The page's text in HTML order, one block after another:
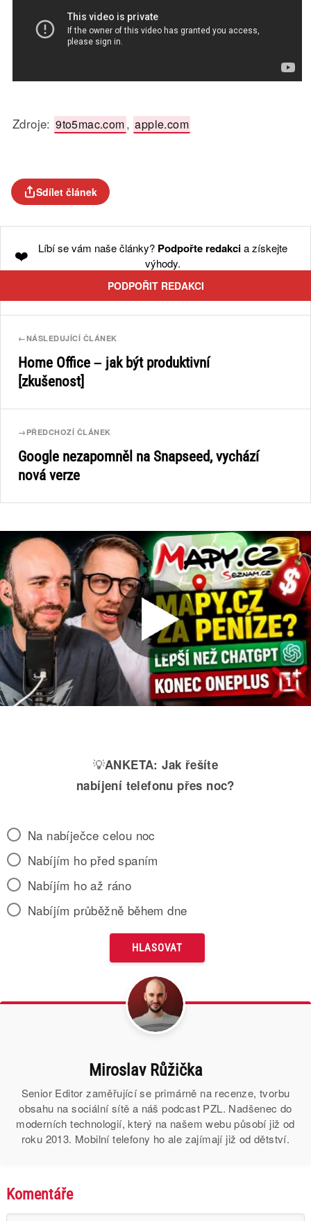
Zdroje: 9to5mac.com, apple.com
Sdílet článek
❤️ Líbí se vám naše články? Podpořte redakcia získejte
výhody.
PODPOŘIT REDAKCI
←NÁSLEDUJÍCÍ ČLÁNEK
Home Office – jak být produktivní
[zkušenost]
→ PŘEDCHOZÍ ČLÁNEK
Google nezapomněl na Snapseed, vychází
nová verze
💡ANKETA: Jak řešíte
nabíjení telefonu přes noc?
Na nabíječce celou noc
Nabíjím ho před spaním
Nabíjím ho až ráno
Nabíjím průběžně během dne
Miroslav Růžička
Senior Editor zaměřující se primárně na recenze, tvorbu
obsahu na sociální sítě a náš podcast PZL. Nadšenec do
moderních technologií, který na našem webu působí již od
roku 2013. Mobilní telefony ho ale zajímají již od dětství.
Komentáře